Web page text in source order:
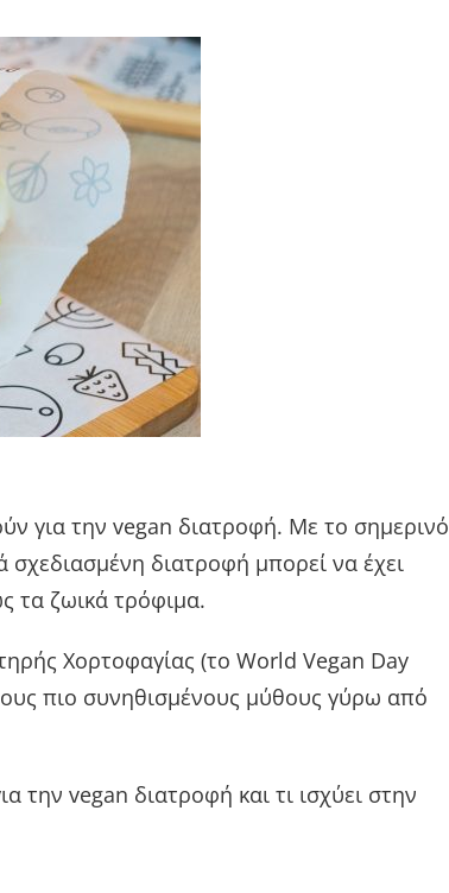
για την vegan διατροφή. Με το σημερινό
διατροφή μπορεί να έχει
τα ζωικά τρόφιμα.
Χορτοφαγίας (το World Vegan Day
πιο συνηθισμένους μύθους γύρω από
την vegan διατροφή και τι ισχύει στην